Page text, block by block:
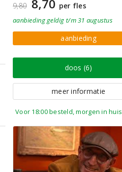
9,80 8,70 per fles
aanbiedinggeldig t/m 31 augustus
aanbieding
doos (6)
meer informatie
Voor 18:00 besteld, morgen in huis